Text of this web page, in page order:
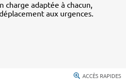
charge adaptée à chacun,
aux urgences.
ACCÈS RAPIDES